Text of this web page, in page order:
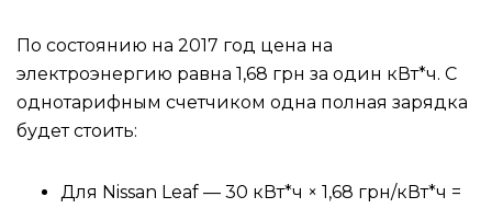
По состоянию на 2017 год цена на
электроэнергию равна 1,68 грн за один кВт*ч. С
однотарифным счетчиком одна полная зарядка
будет стоить:
Для Nissan Leaf — 30 кВт*ч × 1,68 грн/кВт*ч =